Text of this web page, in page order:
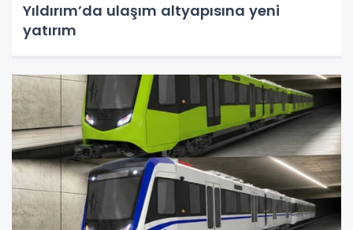
Yıldırım’da ulaşım altyapısına yeni
yatırım